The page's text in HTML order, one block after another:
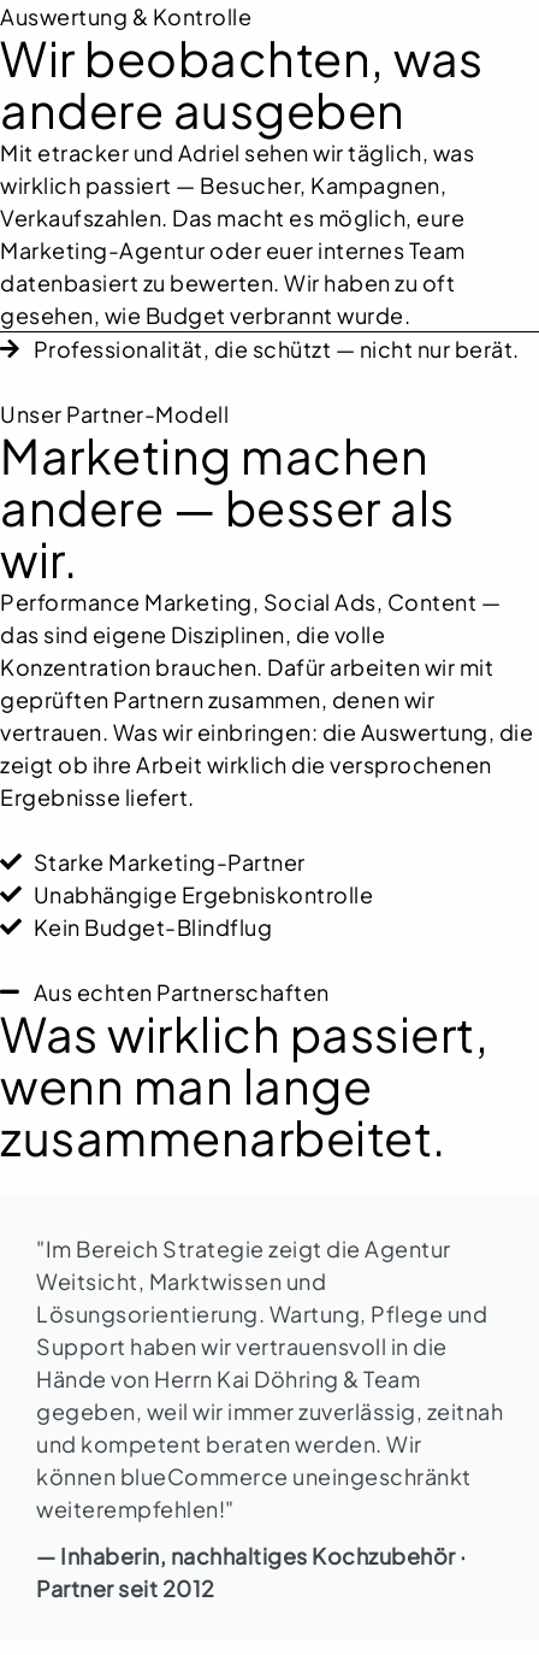
Auswertung & Kontrolle
Wir beobachten, was
andere ausgeben
Mit etracker und Adriel sehen wir täglich, was
wirklich passiert — Besucher, Kampagnen,
Verkaufszahlen. Das macht es möglich, eure
Marketing-Agentur oder euer internes Team
datenbasiert zu bewerten. Wir haben zu oft
gesehen, wie Budget verbrannt wurde.
Professionalität, die schützt — nicht nur berät.
Unser Partner-Modell
Marketing machen
andere — besser als
wir.
Performance Marketing, Social Ads, Content —
das sind eigene Disziplinen, die volle
Konzentration brauchen. Dafür arbeiten wir mit
geprüften Partnern zusammen, denen wir
vertrauen. Was wir einbringen: die Auswertung, die
zeigt ob ihre Arbeit wirklich die versprochenen
Ergebnisse liefert.
Starke Marketing-Partner
Unabhängige Ergebniskontrolle
Kein Budget-Blindflug
Aus echten Partnerschaften
Was wirklich passiert,
wenn man lange
zusammenarbeitet.
"Im Bereich Strategie zeigt die Agentur
Weitsicht, Marktwissen und
Lösungsorientierung. Wartung, Pflege und
Support haben wir vertrauensvoll in die
Hände von Herrn Kai Döhring & Team
gegeben, weil wir immer zuverlässig, zeitnah
und kompetent beraten werden. Wir
können blueCommerce uneingeschränkt
weiterempfehlen!"
— Inhaberin, nachhaltiges Kochzubehör ·
Partner seit 2012